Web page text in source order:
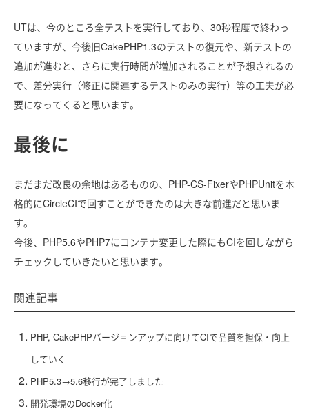
UTは、今のところ全テストを実行しており、30秒程度で終わっ
ていますが、今後旧CakePHP1.3のテストの復元や、新テストの
追加が進むと、さらに実行時間が増加されることが予想されるの
で、差分実行（修正に関連するテストのみの実行）等の工夫が必
要になってくると思います。
最後に
まだまだ改良の余地はあるものの、PHP-CS-FixerやPHPUnitを本
格的にCircleCIで回すことができたのは大きな前進だと思いま
す。
今後、PHP5.6やPHP7にコンテナ変更した際にもCIを回しながら
チェックしていきたいと思います。
関連記事
PHP, CakePHPバージョンアップに向けてCIで品質を担保・向上
していく
PHP5.3→5.6移行が完了しました
開発環境のDocker化